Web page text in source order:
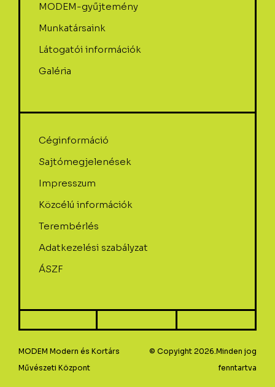
MODEM-gyűjtemény
Munkatársaink
Látogatói információk
Galéria
Céginformáció
Sajtómegjelenések
Impresszum
Közcélú információk
Terembérlés
Adatkezelési szabályzat
ÁSZF
MODEM Modern és Kortárs
Művészeti Központ
© Copyight 2026.Minden jog
fenntartva